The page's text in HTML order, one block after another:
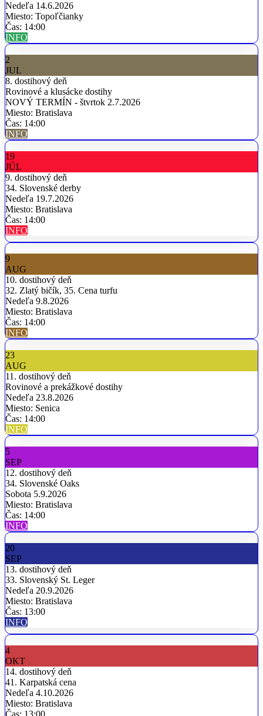
Nedeľa 14.6.2026
Miesto: Topoľčianky
Čas: 14:00
INFO
2
JUL
8. dostihový deň
Rovinové a klusácke dostihy
NOVÝ TERMÍN - štvrtok 2.7.2026
Miesto: Bratislava
Čas: 14:00
INFO
19
JÚL
9. dostihový deň
34. Slovenské derby
Nedeľa 19.7.2026
Miesto: Bratislava
Čas: 14:00
INFO
9
AUG
10. dostihový deň
32. Zlatý bičík, 35. Cena turfu
Nedeľa 9.8.2026
Miesto: Bratislava
Čas: 14:00
INFO
23
AUG
11. dostihový deň
Rovinové a prekážkové dostihy
Nedeľa 23.8.2026
Miesto: Senica
Čas: 14:00
INFO
5
SEP
12. dostihový deň
34. Slovenské Oaks
Sobota 5.9.2026
Miesto: Bratislava
Čas: 14:00
INFO
20
SEP
13. dostihový deň
33. Slovenský St. Leger
Nedeľa 20.9.2026
Miesto: Bratislava
Čas: 13:00
INFO
4
OKT
14. dostihový deň
41. Karpatská cena
Nedeľa 4.10.2026
Miesto: Bratislava